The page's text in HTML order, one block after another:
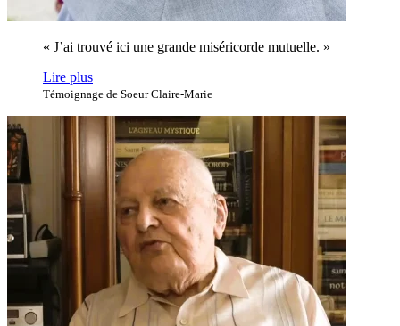
« J’ai trouvé ici une grande miséricorde mutuelle. »
Lire plus
Témoignage de Soeur Claire-Marie